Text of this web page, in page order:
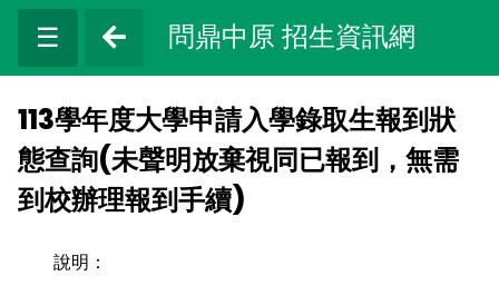
☰ 問鼎中原 招生資訊網
113學年度大學申請入學錄取生報到狀
態查詢(未聲明放棄視同已報到，無需
到校辦理報到手續)
說明：